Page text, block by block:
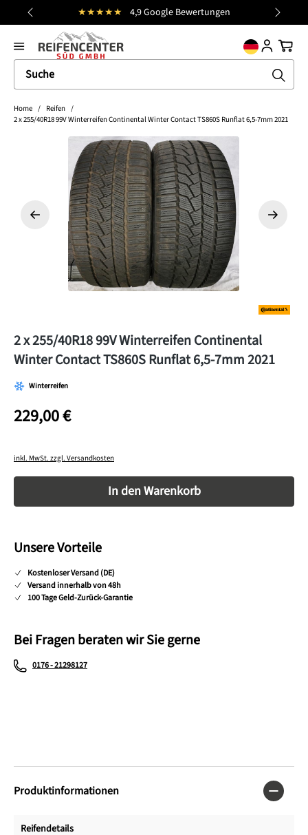
springen★★★★★ 4,9 Google Bewertungen
general.prev
Home / Reifen /
2 x 255/40R18 99V Winterreifen Continental Winter Contact TS860S Runflat 6,5-7mm 2021
Bildergalerie überspringen
2 x 255/40R18 99V Winterreifen Continental
Winter Contact TS860S Runflat 6,5-7mm 2021
Winterreifen
229,00 €
inkl. MwSt. zzgl. Versandkosten
Produkt Anzahl: Gib den gewünschten Wert
In den Warenkorb
Unsere Vorteile
Kostenloser Versand (DE)
Versand innerhalb von 48h
100 Tage Geld-Zurück-Garantie
Bei Fragen beraten wir Sie gerne
0176 - 21298127
Produktinformationen
Reifendetails